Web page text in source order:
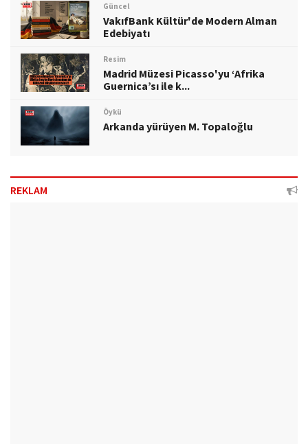
Güncel
VakıfBank Kültür'de Modern Alman
Edebiyatı
Resim
Madrid Müzesi Picasso'yu ‘Afrika
Guernica’sı ile k...
Öykü
Arkanda yürüyen M. Topaloğlu
REKLAM